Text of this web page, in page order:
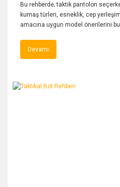
Bu rehberde; taktik pantolon
kumaş türleri, esneklik, cep
amacına uygun model önerilerini
Devamı